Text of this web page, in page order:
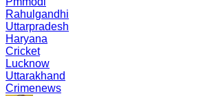
Rahulgandhi
Uttarpradesh
Haryana
Cricket
Lucknow
Uttarakhand
Crimenews